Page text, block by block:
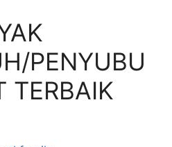
PENYUBU
TERBAIK